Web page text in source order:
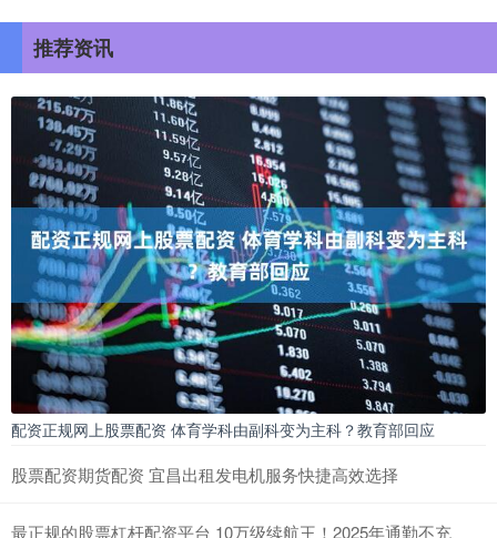
推荐资讯
配资正规网上股票配资 体育学科由副科变为主科？教育部回应
股票配资期货配资 宜昌出租发电机服务快捷高效选择
最正规的股票杠杆配资平台 10万级续航王！2025年通勤不充